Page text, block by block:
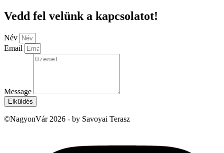
Vedd fel velünk a kapcsolatot!
Név
Email
Message
Elküldés
©NagyonVár 2026 - by Savoyai Terasz